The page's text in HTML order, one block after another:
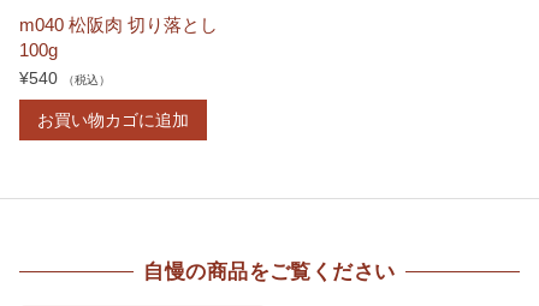
m040 松阪肉 切り落とし
100g
¥540 （税込）
お買い物カゴに追加
自慢の商品をご覧ください